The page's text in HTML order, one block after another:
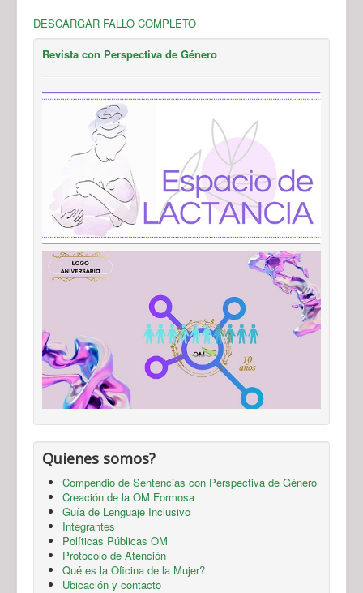
DESCARGAR FALLO COMPLETO
Revista con Perspectiva de Género
Quienes somos?
Compendio de Sentencias con Perspectiva de Género
Creación de la OM Formosa
Guía de Lenguaje Inclusivo
Integrantes
Políticas Públicas OM
Protocolo de Atención
Qué es la Oficina de la Mujer?
Ubicación y contacto